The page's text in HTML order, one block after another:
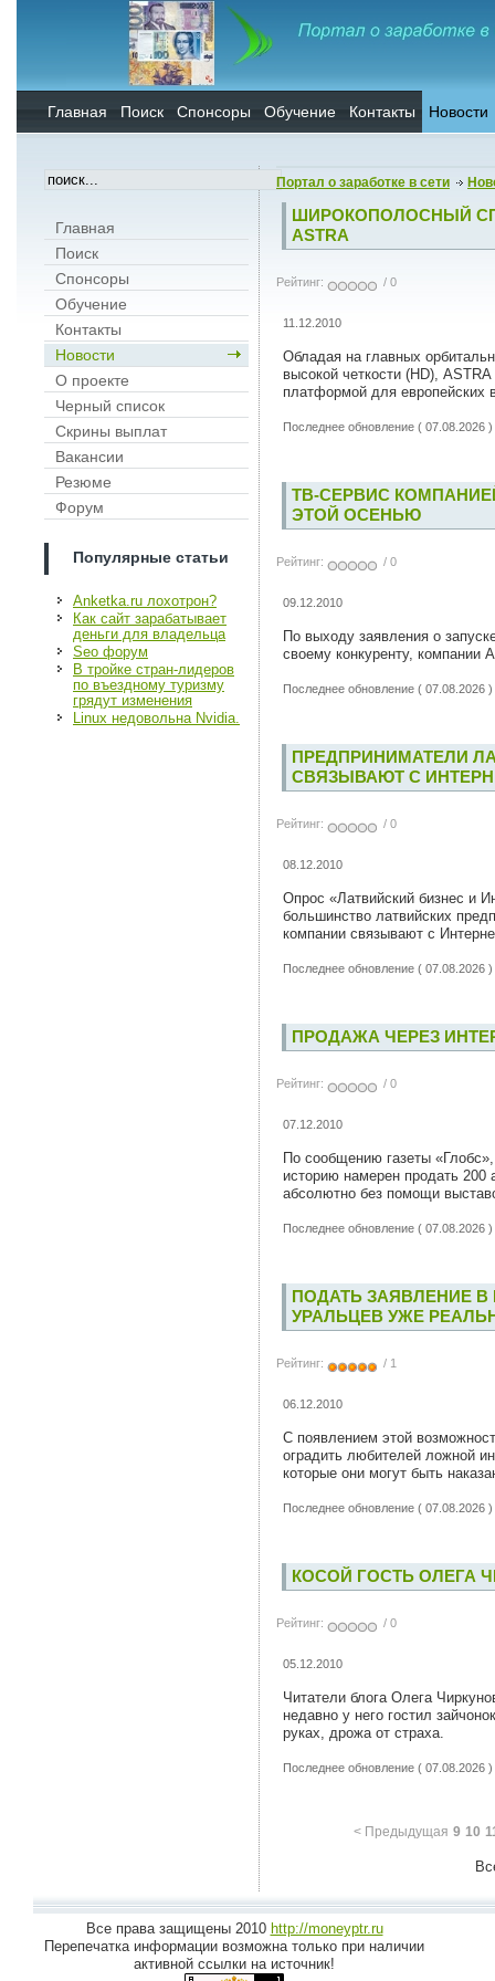
Главная Поиск Спонсоры Обучение Контакты Новости
Главная
Поиск
Спонсоры
Обучение
Контакты
Новости
О проекте
Черный список
Скрины выплат
Вакансии
Резюме
Форум
Популярные статьи
Anketka.ru лохотрон?
Как сайт зарабатывает
деньги для владельца
Seo форум
В тройке стран-лидеров
по въездному туризму
грядут изменения
Linux недовольна Nvidia.
Портал о заработке в сети
ШИРОКОПОЛОСНЫЙ
ASTRA
Рейтинг: / 0
11.12.2010
Обладая на главных
высокой четкости (HD),
платформой для европейских
Последнее обновление ( 07.08.2026 )
ТВ-СЕРВИС
ЭТОЙ ОСЕНЬЮ
Рейтинг: / 0
09.12.2010
По выходу заявления о
своему конкуренту, компании
Последнее обновление ( 07.08.2026 )
ПРЕДПРИНИМАТЕЛИ
СВЯЗЫВАЮТ С
Рейтинг: / 0
08.12.2010
Опрос «Латвийский бизнес и
большинство латвийских
компании связывают с
Последнее обновление ( 07.08.2026 )
ПРОДАЖА ЧЕРЕЗ
Рейтинг: / 0
07.12.2010
По сообщению газеты
историю намерен продать 200
абсолютно без помощи
Последнее обновление ( 07.08.2026 )
ПОДАТЬ ЗАЯВЛЕНИЕ
УРАЛЬЦЕВ УЖЕ
Рейтинг: / 1
06.12.2010
С появлением этой
оградить любителей ложной
которые они могут быть
Последнее обновление ( 07.08.2026 )
КОСОЙ ГОСТЬ ОЛЕГА
Рейтинг: / 0
05.12.2010
Читатели блога Олега
недавно у него гостил
руках, дрожа от страха.
Последнее обновление ( 07.08.2026 )
< Предыдущая 9 10
Все права защищены 2010 http://moneyptr.ru
Перепечатка информации возможна только при наличии
активной ссылки на источник!